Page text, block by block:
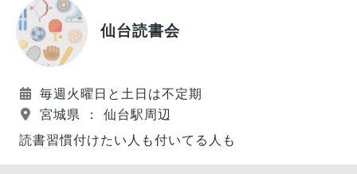
仙台読書会
毎週火曜日と土日は不定期
宮城県 ： 仙台駅周辺
読書習慣付けたい人も付いてる人も